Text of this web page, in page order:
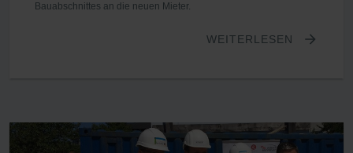
Bauabschnittes an die neuen Mieter.
WEITERLESEN